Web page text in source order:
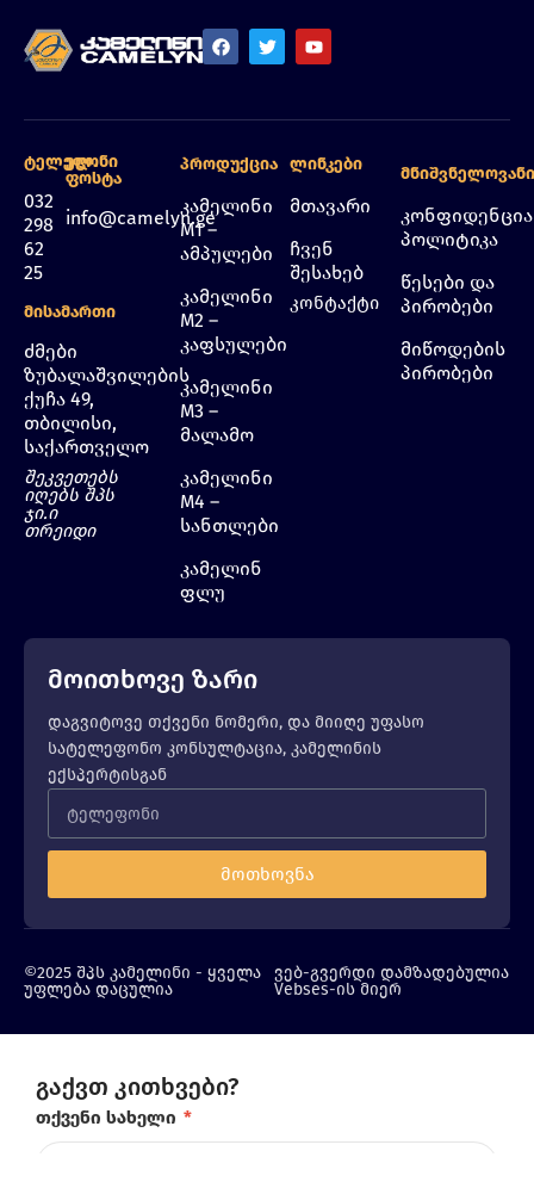
Ტელეფონი
032
298
62
25
Ელ.
Ფოსტა
info@camelyn.ge
Მისამართი
ძმები
ზუბალაშვილების
ქუჩა 49,
თბილისი,
საქართველო
შეკვეთებს
იღებს შპს
ჯი.ი
თრეიდი
Პროდუქცია
კამელინი
M1 –
ამპულები
კამელინი
M2 –
კაფსულები
კამელინი
M3 –
მალამო
კამელინი
M4 –
სანთლები
კამელინ
ფლუ
Ლინკები
მთავარი
ჩვენ
შესახებ
კონტაქტი
Მნიშვნელოვანი
პოლიტიკა
წესები და
პირობები
მიწოდების
პირობები
მოითხოვე ზარი
დაგვიტოვე თქვენი ნომერი, და მიიღე უფასო
სატელეფონო კონსულტაცია, კამელინის
ექსპერტისგან
მოთხოვნა
©2025 შპს კამელინი - ყველა
უფლება დაცულია
ვებ-გვერდი დამზადებულია
Vebses-ის მიერ
გაქვთ კითხვები?
თქვენი სახელი *